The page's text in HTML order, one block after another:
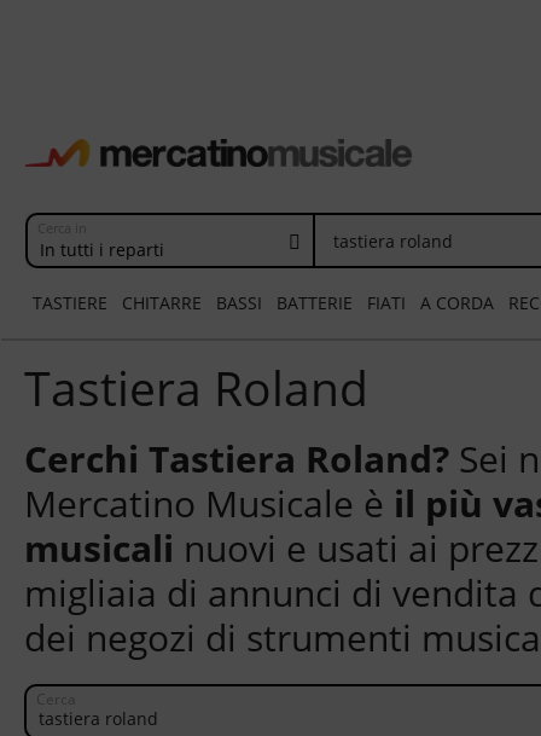
In tutti i reparti
Cerca in
TASTIERE CHITARRE BASSI BATTERIE FIATI A CORDA
Tastiera Roland
Cerchi Tastiera Roland? Sei
Mercatino Musicale è il più
musicali nuovi e usati ai
migliaia di annunci di
dei negozi di strumenti
Cerca